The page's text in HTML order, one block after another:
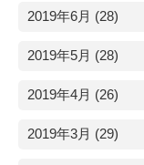
2019年6月 (28)
2019年5月 (28)
2019年4月 (26)
2019年3月 (29)